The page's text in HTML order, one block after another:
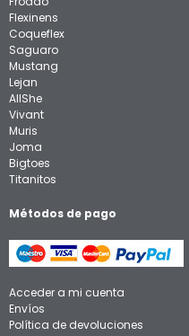
Flexinens
Coqueflex
Saguaro
Mustang
Lejan
AllShe
Vivant
Muris
Joma
Bigtoes
Titanitos
Métodos de pago
Acceder a mi cuenta
Envíos
Política de devoluciones